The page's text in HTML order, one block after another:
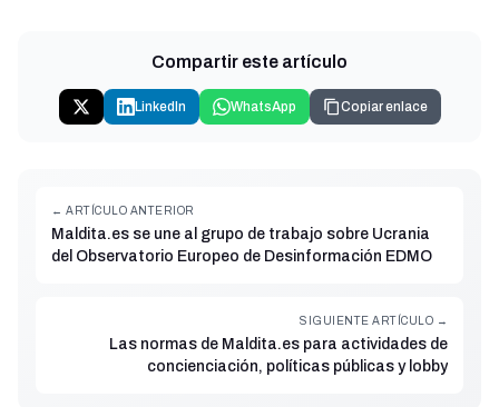
Compartir este artículo
LinkedIn WhatsApp Copiar enlace
← ARTÍCULO ANTERIOR
Maldita.es se une al grupo de trabajo sobre Ucrania
del Observatorio Europeo de Desinformación EDMO
SIGUIENTE ARTÍCULO →
Las normas de Maldita.es para actividades de
concienciación, políticas públicas y lobby